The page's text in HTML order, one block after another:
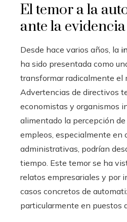
El temor a la
ante la
Desde hace varios años, la
ha sido presentada como
transformar radicalmente el
Advertencias de directivos
economistas y organismos
alimentado la percepción
empleos, especialmente en
administrativas, podrían
tiempo. Este temor se ha
relatos empresariales y por
casos concretos de
particularmente en puestos